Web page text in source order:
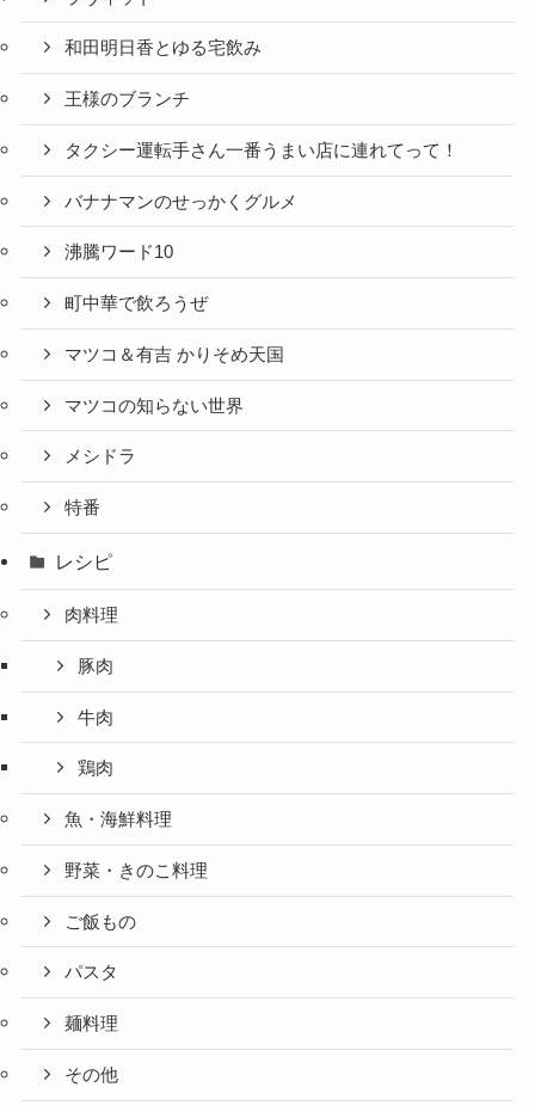
和田明日香とゆる宅飲み
王様のブランチ
タクシー運転手さん一番うまい店に連れてって！
バナナマンのせっかくグルメ
沸騰ワード10
町中華で飲ろうぜ
マツコ＆有吉 かりそめ天国
マツコの知らない世界
メシドラ
特番
レシピ
肉料理
豚肉
牛肉
鶏肉
魚・海鮮料理
野菜・きのこ料理
ご飯もの
パスタ
麺料理
その他